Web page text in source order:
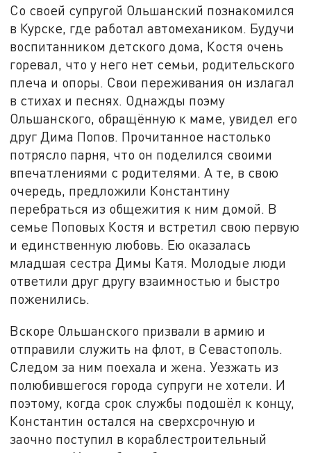
Со своей супругой Ольшанский познакомился
в Курске, где работал автомехаником. Будучи
воспитанником детского дома, Костя очень
горевал, что у него нет семьи, родительского
плеча и опоры. Свои переживания он излагал
в стихах и песнях. Однажды поэму
Ольшанского, обращённую к маме, увидел его
друг Дима Попов. Прочитанное настолько
потрясло парня, что он поделился своими
впечатлениями с родителями. А те, в свою
очередь, предложили Константину
перебраться из общежития к ним домой. В
семье Поповых Костя и встретил свою первую
и единственную любовь. Ею оказалась
младшая сестра Димы Катя. Молодые люди
ответили друг другу взаимностью и быстро
поженились.
Вскоре Ольшанского призвали в армию и
отправили служить на флот, в Севастополь.
Следом за ним поехала и жена. Уезжать из
полюбившегося города супруги не хотели. И
поэтому, когда срок службы подошёл к концу,
Константин остался на сверхсрочную и
заочно поступил в кораблестроительный